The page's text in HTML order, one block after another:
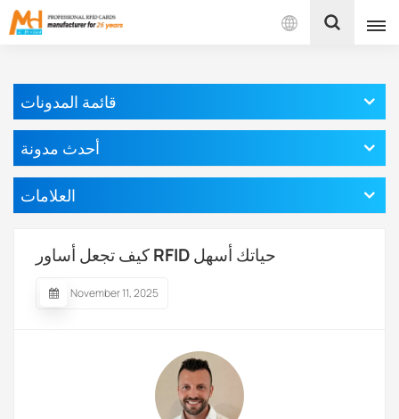
بالعربية
قائمة المدونات
أحدث مدونة
العلامات
كيف تجعل أساور RFID حياتك أسهل
November 11, 2025